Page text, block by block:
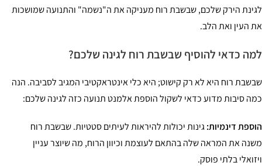
לגינת הירק שלכם, שבשבת רוח מעניקה את ה"נשמה" והתנועה שמושכות
את העין ואת הלב.
למה כדאי להוסיף שבשבת רוח לגינה שלכם?
שבשבת רוח היא לא רק קישוט; היא כלי אינטראקטיבי המגיב לסביבה. הנה
כמה סיבות מדוע כדאי לשקול הוספת אלמנט תנועה כזה לגינה שלכם:
הוספת דינמיות:גינות יכולות להיראות לעיתים סטטיות. שבשבת רוח
משנה את המראה שלה בהתאם לעוצמת וכיוון הרוח, מה שיוצר עניין
ויזואלי בלתי פוסק.